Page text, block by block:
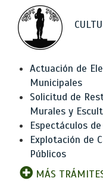
Actuación de
Municipales
Solicitud de
Murales y
Espectáculos de
Explotación de
Públicos
MÁS